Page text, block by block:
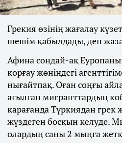
Грекия өзінің жағалау
шешім қабылдады, деп
Афина сондай-ақ
қорғау жөніндегі
нығайтпақ. Оған соңғы
ағылған мигранттардың
қарағанда Түркиядан грек
жүздеген босқын келуде.
олардың саны 2 мыңға